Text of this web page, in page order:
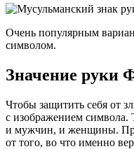
Очень популярным
символом.
Значение руки
Чтобы защитить себя от
с изображением символа.
и мужчин, и женщины.
от того, во что именно